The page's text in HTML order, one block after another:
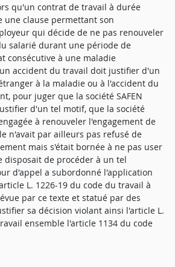
qu'un contrat de travail à durée
une clause permettant son
qui décide de ne pas renouveler
salarié durant une période de
consécutive à une maladie
accident du travail doit justifier d'un
à la maladie ou à l'accident du
pour juger que la société SAFEN
d'un tel motif, que la société
à renouveler l'engagement de
n'avait par ailleurs pas refusé de
mais s'était bornée à ne pas user
disposait de procéder à un tel
d'appel a subordonné l'application
L. 1226-19 du code du travail à
par ce texte et statué par des
sa décision violant ainsi l'article L.
ensemble l'article 1134 du code